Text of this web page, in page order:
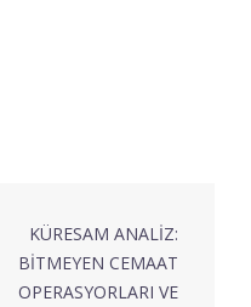
KÜRESAM ANALİZ:
BİTMEYEN CEMAAT
OPERASYORLARI VE